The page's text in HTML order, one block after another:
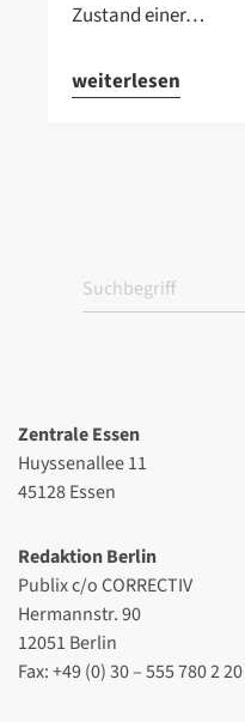
Zustand einer…
weiterlesen
Zentrale Essen
Huyssenallee 11
45128 Essen
Redaktion Berlin
Publix c/o CORRECTIV
Hermannstr. 90
12051 Berlin
Fax: +49 (0) 30 – 555 780 2 20